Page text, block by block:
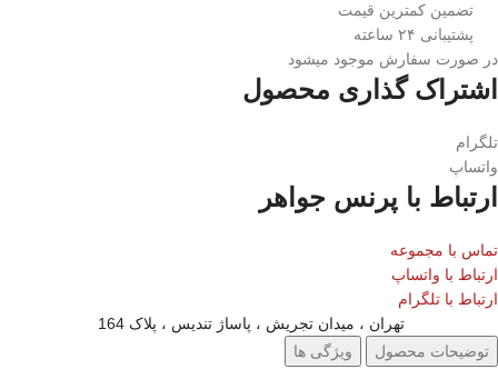
تضمین کمترین قیمت
پشتیبانی ۲۴ ساعته
در صورت سفارش موجود میشود
اشتراک گذاری محصول
تلگرام
واتساپ
ارتباط با پرنس جواهر
تماس با مجموعه
ارتباط با واتساپ
ارتباط با تلگرام
تهران ، میدان تجریش ، پاساژ تندیس ، پلاک 164
توضیحات محصول
ویژگی ها